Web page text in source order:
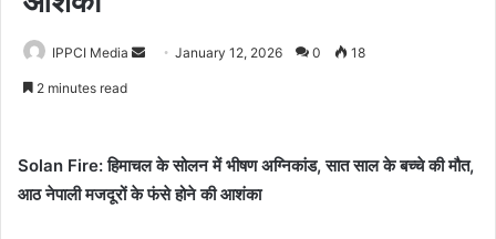
IPPCI Media
SendJanuary 12, 2026 0 18
2 minutes read
Solan Fire: हिमाचल के सोलन में भीषण अग्निकांड, सात साल के बच्चे की मौत,
आठ नेपाली मजदूरों के फंसे होने की आशंका